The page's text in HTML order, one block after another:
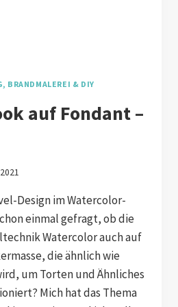
BRANDMALEREI & DIY
auf Fondant –
Design im Watercolor-
einmal gefragt, ob die
Watercolor auch auf
die ähnlich wie
um Torten und Ähnliches
Mich hat das Thema